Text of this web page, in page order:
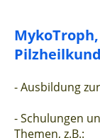
- Ausbildung
-Schulungen
Themen, z.B.: